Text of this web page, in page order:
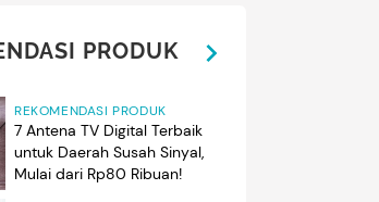
PRODUK
REKOMENDASI PRODUK
7 Antena TV Digital Terbaik
untuk Daerah Susah Sinyal,
Mulai dari Rp80 Ribuan!